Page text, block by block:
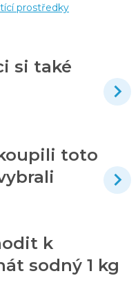
prostředky
si také
toto
k
sodný 1 kg